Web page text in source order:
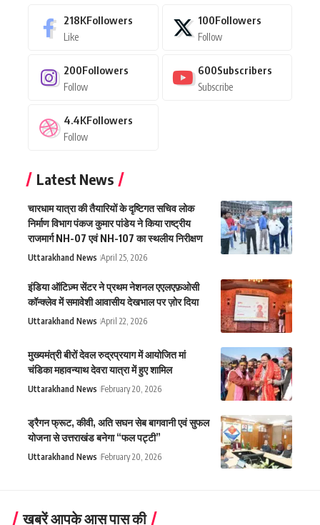
218KFollowers
Like
100Followers
Follow
200Followers
Follow
600Subscribers
Subscribe
4.4KFollowers
Follow
Latest News
चारधाम यात्रा की तैयारियों के दृष्टिगत सचिव लोक
निर्माण विभाग पंकज कुमार पांडेय ने किया राष्ट्रीय
राजमार्ग NH-07 एवं NH-107 का स्थलीय निरीक्षण
Uttarakhand News April 25, 2026
इंडिया ऑटिज़्म सेंटर ने प्रथम नेशनल एएलएफ़ओसी
कॉन्क्लेव में समावेशी आवासीय देखभाल पर ज़ोर दिया
Uttarakhand News April 22, 2026
मुख्यमंत्री बीरों देवल रुद्रप्रयाग में आयोजित मां
चंडिका महावन्याथ देवरा यात्रा में हुए शामिल
Uttarakhand News February 20, 2026
ड्रैगन फ्रूट, कीवी, अति सघन सेब बागवानी एवं सुफल
योजना से उत्तराखंड बनेगा “फल पट्टी”
Uttarakhand News February 20, 2026
खबरें आपके आस पास की